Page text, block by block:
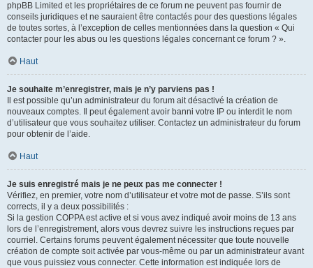
phpBB Limited et les propriétaires de ce forum ne peuvent pas fournir de
conseils juridiques et ne sauraient être contactés pour des questions légales
de toutes sortes, à l’exception de celles mentionnées dans la question « Qui
contacter pour les abus ou les questions légales concernant ce forum ? ».
Haut
Je souhaite m’enregistrer, mais je n’y parviens pas !
Il est possible qu’un administrateur du forum ait désactivé la création de
nouveaux comptes. Il peut également avoir banni votre IP ou interdit le nom
d’utilisateur que vous souhaitez utiliser. Contactez un administrateur du forum
pour obtenir de l’aide.
Haut
Je suis enregistré mais je ne peux pas me connecter !
Vérifiez, en premier, votre nom d’utilisateur et votre mot de passe. S’ils sont
corrects, il y a deux possibilités :
Si la gestion COPPA est active et si vous avez indiqué avoir moins de 13 ans
lors de l’enregistrement, alors vous devrez suivre les instructions reçues par
courriel. Certains forums peuvent également nécessiter que toute nouvelle
création de compte soit activée par vous-même ou par un administrateur avant
que vous puissiez vous connecter. Cette information est indiquée lors de